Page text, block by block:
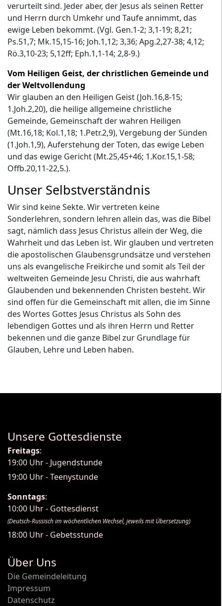
verurteilt sind. Jeder aber, der Jesus als seinen Retter
und Herrn durch Umkehr und Taufe annimmt, das
ewige Leben bekommt. (Vgl. Gen.1-2; 3,1-19; 8,21;
Ps.51,7; Mk.15,15-16; Joh.1,12; 3,36; Apg.2,27-38; 4,12;
Rö.3,10-23; 5,12ff; Eph.1,1-14; 2,8-9.)
Vom Heiligen Geist, der christlichen Gemeinde und
der Weltvollendung
Wir glauben an den Heiligen Geist (Joh.16,8-15;
1.Joh.2,20), die heilige allgemeine christliche
Gemeinde, Gemeinschaft der wahren Heiligen
(Mt.16,18; Kol.1,18; 1.Petr.2,9), Vergebung der Sünden
(1.Joh.1,9), Auferstehung der Toten, das ewige Leben
und das ewige Gericht (Mt.25,45+46; 1.Kor.15,1-58;
Offb.20,11-22,5.).
Unser Selbstverständnis
Wir sind keine Sekte. Wir vertreten keine
Sonderlehren, sondern lehren allein das, was die Bibel
sagt, nämlich dass Jesus Christus allein der Weg, die
Wahrheit und das Leben ist. Wir glauben und vertreten
die apostolischen Glaubensgrundsätze und verstehen
uns als evangelische Freikirche und somit als Teil der
weltweiten Gemeinde Jesu Christi, die aus wahrhaft
Glaubenden und bekennenden Christen besteht. Wir
sind offen für die Gemeinschaft mit allen, die im Sinne
des Wortes Gottes Jesus Christus als Sohn des
lebendigen Gottes und als ihren Herrn und Retter
bekennen und die ganze Bibel zur Grundlage für
Glauben, Lehre und Leben haben.
Unsere Gottesdienste
Freitags:
19:00 Uhr - Jugendstunde
19:00 Uhr - Teenystunde
Sonntags:
10:00 Uhr - Gottesdienst
(Deutsch-Russisch im wöchentlichen Wechsel, jeweils mit Übersetzung)
18:00 Uhr - Gebetsstunde
Über Uns
Die Gemeindeleitung
Impressum
Datenschutz